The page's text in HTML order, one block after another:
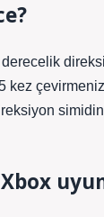
kez